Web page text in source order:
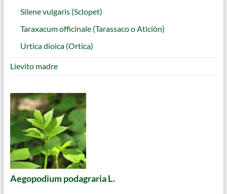
Silene vulgaris (Sclopet)
Taraxacum officinale (Tarassaco o Aticiòn)
Urtica dioica (Ortica)
Lievito madre
Aegopodium podagraria L.